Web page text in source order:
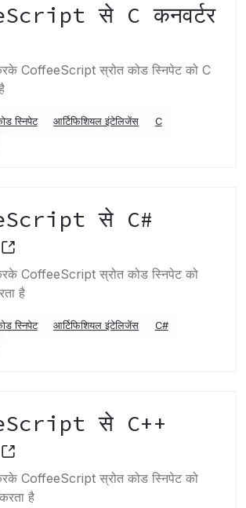
से C कनवर्टर
CoffeeScript स्रोत कोड स्निपेट को C
स्निपेट आर्टिफिशियल इंटेलिजेंस
C
से C#
CoffeeScript स्रोत कोड स्निपेट को
है
स्निपेट आर्टिफिशियल इंटेलिजेंस
C#
से C++
CoffeeScript स्रोत कोड स्निपेट को
है